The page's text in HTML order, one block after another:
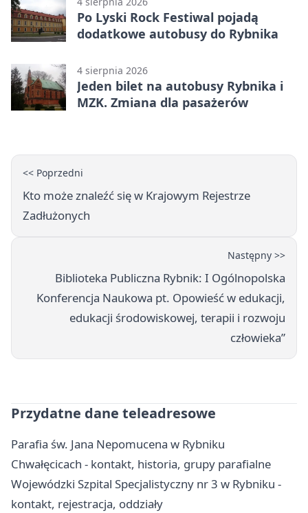
Po Lyski Rock Festiwal pojadą
dodatkowe autobusy do Rybnika
4 sierpnia 2026
Jeden bilet na autobusy Rybnika i
MZK. Zmiana dla pasażerów
<< Poprzedni
Kto może znaleźć się w Krajowym Rejestrze
Zadłużonych
Następny >>
Biblioteka Publiczna Rybnik: I Ogólnopolska
Konferencja Naukowa pt. Opowieść w edukacji,
edukacji środowiskowej, terapii i rozwoju
człowieka”
Przydatne dane teleadresowe
Parafia św. Jana Nepomucena w Rybniku
Chwałęcicach - kontakt, historia, grupy parafialne
Wojewódzki Szpital Specjalistyczny nr 3 w Rybniku -
kontakt, rejestracja, oddziały